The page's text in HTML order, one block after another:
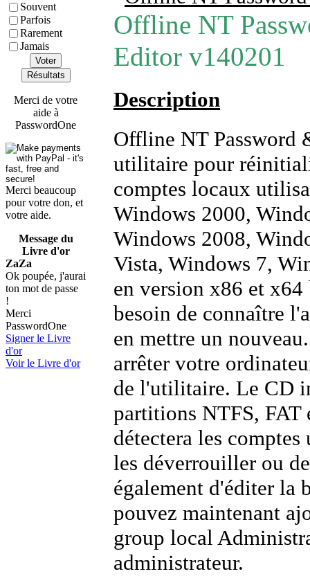
Souvent
Parfois
Rarement
Jamais
Voter
Résultats
Merci de votre
aide à
PasswordOne
Merci beaucoup
pour votre don, et
votre aide.
Message du
Livre d'or
ZaZa
Ok poupée, j'aurai
ton mot de passe
!
Merci
PasswordOne
Signer le Livre
d'or
Voir le Livre d'or
Offline NT
Editor v140201
Description
Offline NT Password
utilitaire pour
comptes locaux
Windows 2000,
Windows 2008,
Vista, Windows 7,
en version x86 et x64
besoin de connaître
en mettre un
arrêter votre
de l'utilitaire. Le CD
partitions NTFS,
détectera les
les déverrouiller ou
également d'éditer la
pouvez maintenant
group local
administrateur.